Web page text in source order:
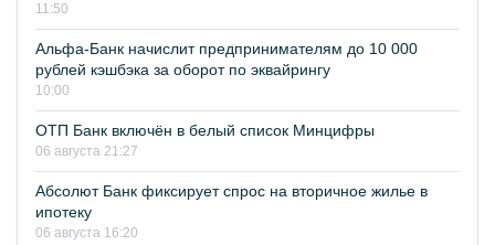
11:50
Альфа-Банк начислит предпринимателям до 10 000
рублей кэшбэка за оборот по эквайрингу
10:00
ОТП Банк включён в белый список Минцифры
06 августа 21:27
Абсолют Банк фиксирует спрос на вторичное жилье в
ипотеку
06 августа 16:20